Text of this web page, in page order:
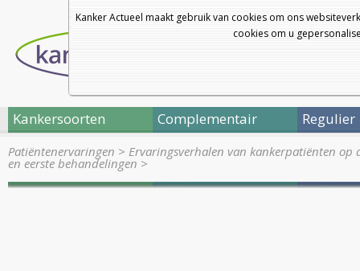
Kanker Actueel maakt gebruik van cookies om ons
cookies om u
Kankersoorten Complementair Regulier
Patiëntenervaringen > Ervaringsverhalen van kankerpatiënten op
en eerste behandelingen >